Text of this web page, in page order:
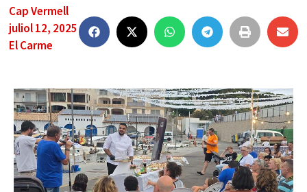
Cap Vermell
juliol 12, 2025
El Carme